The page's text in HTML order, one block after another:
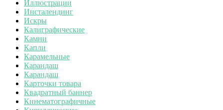
Иллюстрации
Инсталендинг
Искры
Калиграфические
Камни
Капли
Карамельные
Карандаш
Карандаш
Карточки товара
Квадратный баннер
Кинематографичные